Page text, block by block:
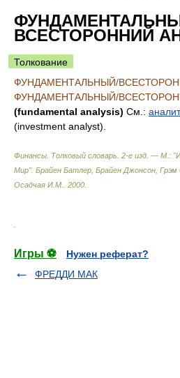
ВСЕСТОРОННИЙ
Толкование
ФУНДАМЕНТАЛЬНЫЙ/
ФУНДАМЕНТАЛЬНЫЙ/
(fundamental analysis) См.:
(investment analyst).
Финансы. Толковый словарь. 2-е изд. — М.:
Мир". Брайен Батлер, Брайен Джонсон, Грэм
Осадчая И.М.
2000
Игры ⚽
Нужен реферат?
ФРЕДДИ МАК